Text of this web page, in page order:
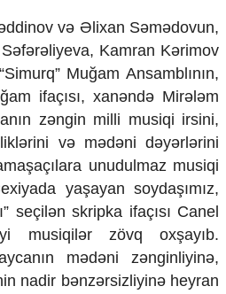
və Əlixan Səmədovun,
Kamran Kərimov
Muğam Ansamblının,
ifaçısı, xanəndə Mirələm
zəngin milli musiqi irsini,
və mədəni dəyərlərini
unudulmaz musiqi
yaşayan soydaşımız,
seçilən skripka ifaçısı Canel
musiqilər zövq oxşayıb.
mədəni zənginliyinə,
nadir bənzərsizliyinə heyran